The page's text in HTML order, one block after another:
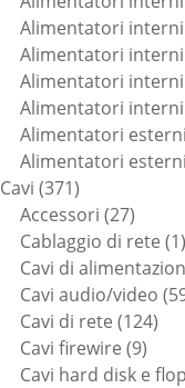
Alimentatori interni
Alimentatori interni
Alimentatori interni
Alimentatori interni
Alimentatori esterni
Alimentatori
Cavi 371371
prodotti
Accessori 2727
prodotti
Cablaggio di rete 11
Cavi di
Cavi audio/video
Cavi di rete 124124
Cavi firewire 99
Cavi hard disk e